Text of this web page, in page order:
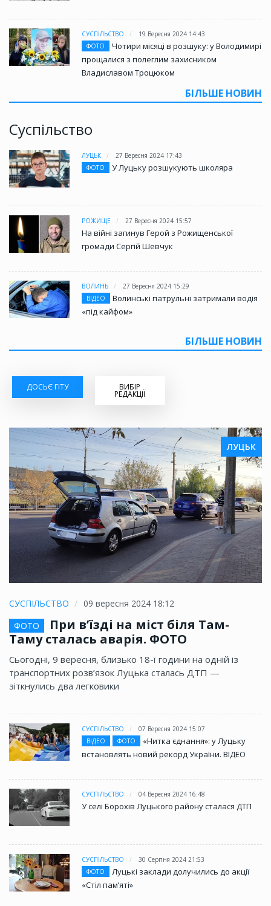
СУСПІЛЬСТВО
19 Вересня 2024 14:43
ФОТО
Чотири місяці в розшуку: у Володимирі
прощалися з полеглим захисником
Владиславом Троцюком
БІЛЬШЕ НОВИН
Суспільство
ЛУЦЬК
27 Вересня 2024 17:43
ФОТО
У Луцьку розшукують школяра
РОЖИЩЕ 27 Вересня 2024 15:57
На війні загинув Герой з Рожищенської
громади Сергій Шевчук
ВОЛИНЬ
27 Вересня 2024 15:29
ВІДЕО
Волинські патрульні затримали водія
«під кайфом»
БІЛЬШЕ НОВИН
ДОСЬЄ ГІТУ ВИБІР
РЕДАКЦІЇ
ЛУЦЬК
СУСПІЛЬСТВО
09 вересня 2024 18:12
ФОТО
При в’їзді на міст біля Там-
Таму сталась аварія. ФОТО
Сьогодні, 9 вересня, близько 18-ї години на одній із
транспортних розв’язок Луцька сталась ДТП —
зіткнулись два легковики
СУСПІЛЬСТВО
07 Вересня 2024 15:07
ВІДЕО
ФОТО
«Нитка єднання»: у Луцьку
встановлять новий рекорд України. ВІДЕО
СУСПІЛЬСТВО 04 Вересня 2024 16:48
У селі Борохів Луцького району сталася ДТП
СУСПІЛЬСТВО
30 Серпня 2024 21:53
ФОТО
Луцькі заклади долучились до акції
«Стіл памʼяті»